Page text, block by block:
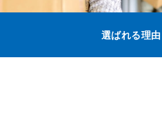
選ばれる理由